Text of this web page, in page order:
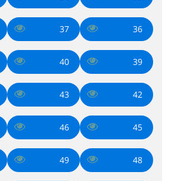
36
37
39
40
42
43
45
46
48
49